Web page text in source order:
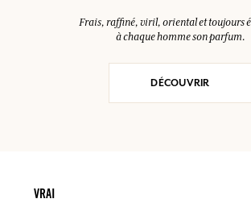
Frais, raffiné, viril, oriental et toujours
à chaque homme son parfum.
DÉCOUVRIR
VRAI